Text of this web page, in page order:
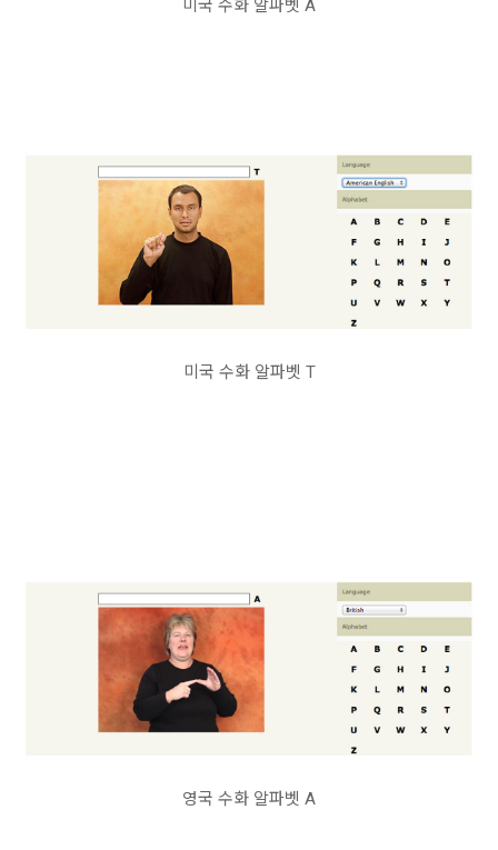
미국 수화 알파벳 A
미국 수화 알파벳 T
영국 수화 알파벳 A